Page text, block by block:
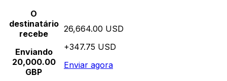
O
destinatário
recebe
Enviando
20,000.00
GBP
26,664.00 USD
+347.75 USD
Enviar agora